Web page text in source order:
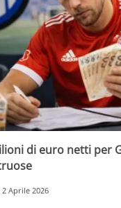
di euro netti per
2 Aprile 2026